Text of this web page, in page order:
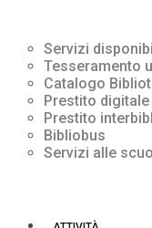
Servizi
Tesseramento
Catalogo
Prestito digitale
Prestito
Bibliobus
Servizi alle